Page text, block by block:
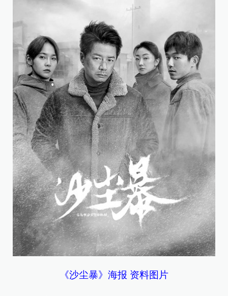
《沙尘暴》海报 资料图片